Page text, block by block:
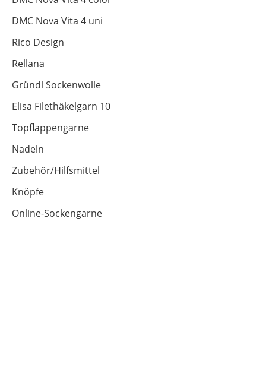
DMC Nova Vita 4 uni
Rico Design
Rellana
Gründl Sockenwolle
Elisa Filethäkelgarn 10
Topflappengarne
Nadeln
Zubehör/Hilfsmittel
Knöpfe
Online-Sockengarne